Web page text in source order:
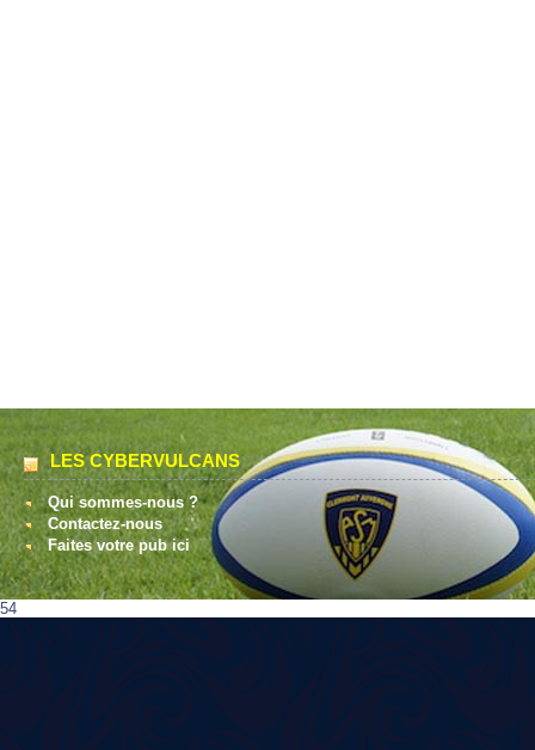
LES CYBERVULCANS
Qui sommes-nous ?
Contactez-nous
Faites votre pub ici
54